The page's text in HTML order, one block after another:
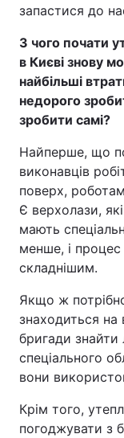
запастися до
З чого почати
в Києві знову
найбільші
недорого
зробити самі?
Найперше, що
виконавців
поверх,
Є верхолази,
мають
менше, і процес
складнішим.
Якщо ж
знаходиться на
бригади знайти
спеціального
вони
Крім того,
погоджувати з